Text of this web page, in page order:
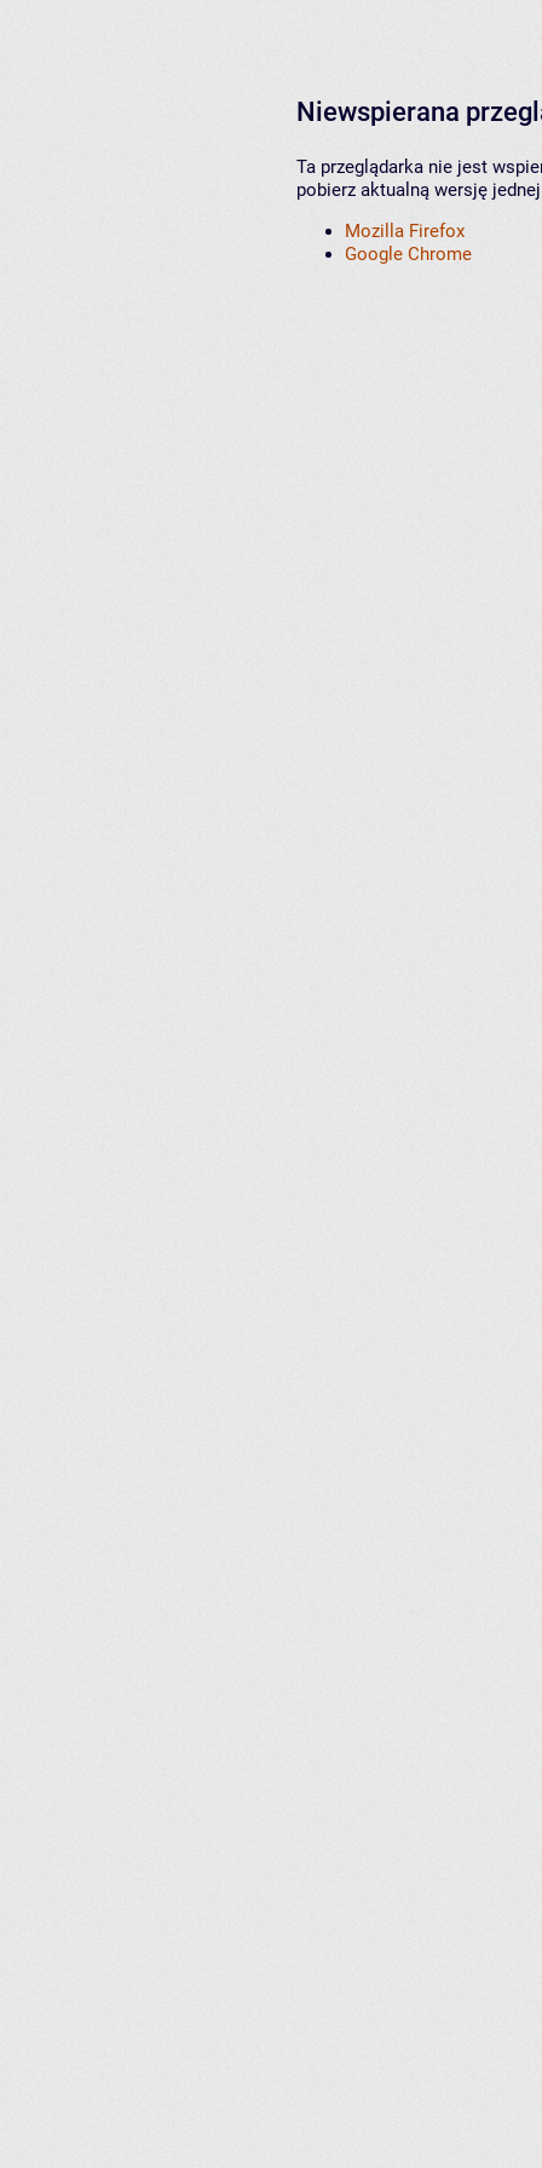
Niewspierana
Ta przeglądarka nie jest
pobierz aktualną wersję
Mozilla Firefox
Google Chrome